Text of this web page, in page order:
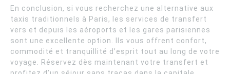
En conclusion, si vous recherchez une alternative aux
taxis traditionnels à Paris, les services de transfert
vers et depuis les aéroports et les gares parisiennes
sont une excellente option. Ils vous offrent confort,
commodité et tranquillité d’esprit tout au long de votre
voyage. Réservez dès maintenant votre transfert et